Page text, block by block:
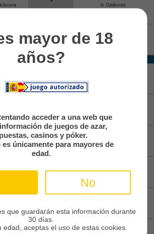
Ik Oddevold
Fk
0
Falkenbergs Ff
Fk
0
2
3
0
Sk Fc Gute
mayor de 18
años?
acceder a una web que
de juegos de azar,
casinos y póker.
es únicamente para mayores de
edad.
No
que guardarán esta información durante
30 días.
edad, aceptas el uso de estas cookies.